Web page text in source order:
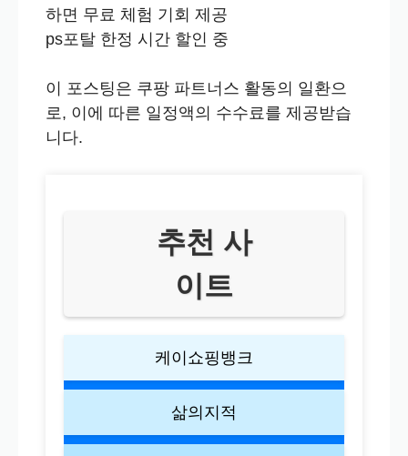
하면 무료 체험 기회 제공
ps포탈 한정 시간 할인 중
이 포스팅은 쿠팡 파트너스 활동의 일환으
로, 이에 따른 일정액의 수수료를 제공받습
니다.
추천 사
이트
케이쇼핑뱅크
삶의지적